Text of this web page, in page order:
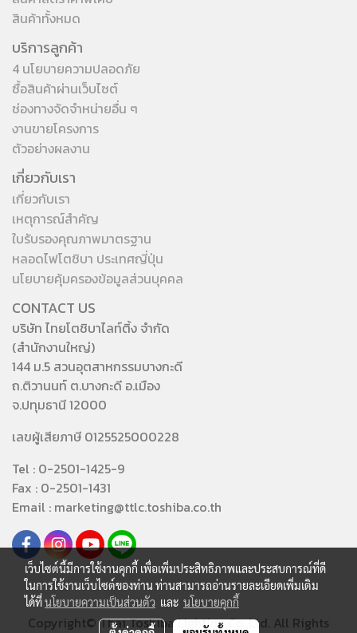
สินค้าทั้งหมด
บริการลูกค้า
4 นโยบายความปลอดภัย
ซื้อสินค้าผ่านเว็บไซต์
ช่องทางจัดจำหน่ายอื่น ๆ
งานขายโครงการ
ตัวอย่างผลงาน
เกี่ยวกับเรา
เกี่ยวกับเรา
เหตุการณ์สำคัญ
ใบรับรองคุณภาพมาตรฐาน
หลอดไฟโตชิบา ประเทศญี่ปุ่น
นโยบายคุ้มครองข้อมูลส่วนบุคคล
CONTACT US
บริษัท ไทยโตชิบาไลท์ติ้ง จำกัด
(สำนักงานใหญ่)
144 ม.5 สวนอุตสาหกรรมบางกะดี
ถ.ติวานนท์ ต.บางกะดี อ.เมือง
จ.ปทุมธานี 12000
เลขผู้เสียภาษี 0125525000228
Tel : 0-2501-1425-9
Fax : 0-2501-1431
Email : marketing@ttlc.toshiba.co.th
Copyright© Thai Toshiba Lighting Co.,Ltd. All Rights
เว็บไซต์นี้มีการใช้งานคุกกี้ เพื่อเพิ่มประสิทธิภาพและประสบการณ์ที่ดี
ในการใช้งานเว็บไซต์ของท่าน ท่านสามารถอ่านรายละเอียดเพิ่มเติม
ได้ที่นโยบายความเป็นส่วนตัว และ นโยบายคุกกี้